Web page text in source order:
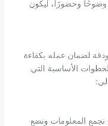
وضوحًا وحضورًا، ليكون
لضمان عمله بكفاءة
الأساسية التي
نجمع المعلومات ونضع